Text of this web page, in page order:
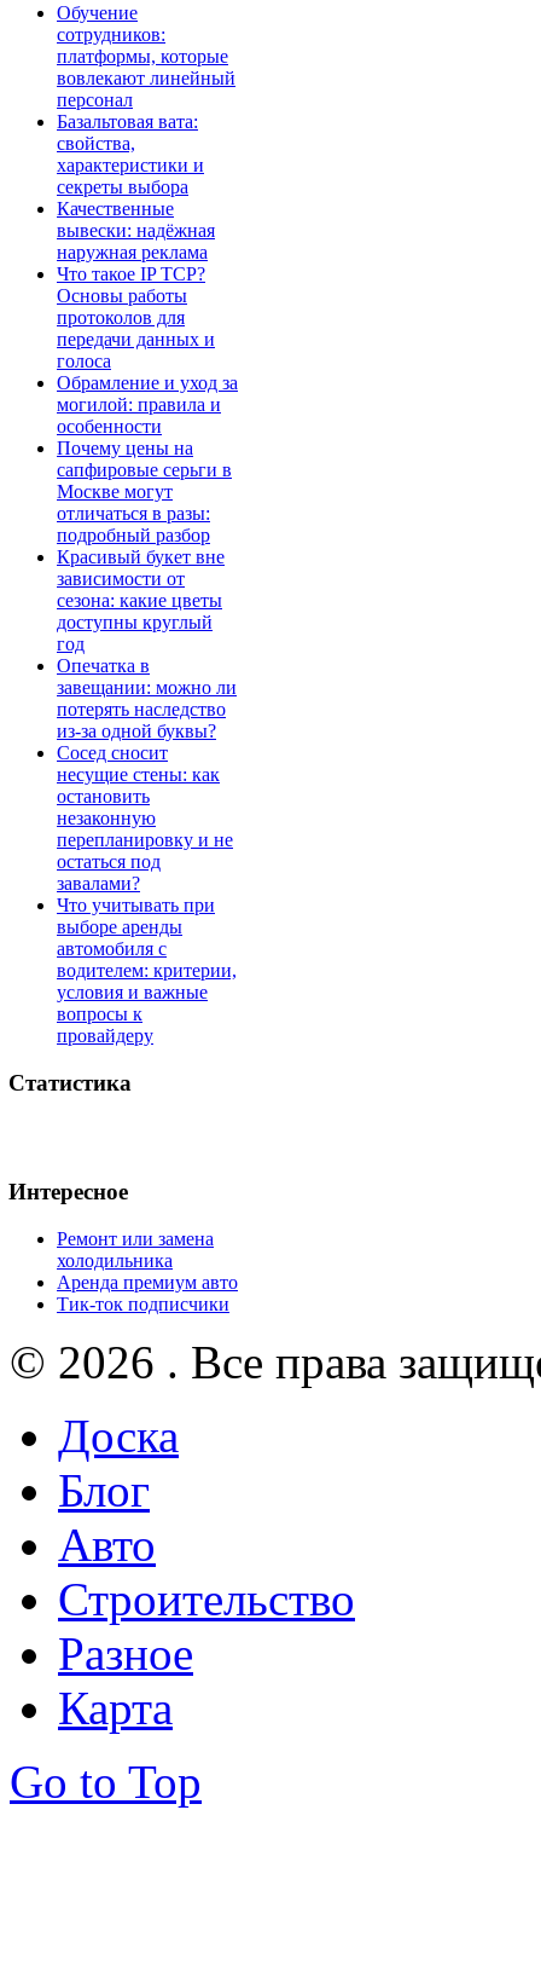
Обучение
сотрудников:
платформы, которые
вовлекают линейный
персонал
Базальтовая вата:
свойства,
характеристики и
секреты выбора
Качественные
вывески: надёжная
наружная реклама
Что такое IP TCP?
Основы работы
протоколов для
передачи данных и
голоса
Обрамление и уход за
могилой: правила и
особенности
Почему цены на
сапфировые серьги в
Москве могут
отличаться в разы:
подробный разбор
Красивый букет вне
зависимости от
сезона: какие цветы
доступны круглый
год
Опечатка в
завещании: можно ли
потерять наследство
из-за одной буквы?
Сосед сносит
несущие стены: как
остановить
незаконную
перепланировку и не
остаться под
завалами?
Что учитывать при
выборе аренды
автомобиля с
водителем: критерии,
условия и важные
вопросы к
провайдеру
Статистика
Интересное
Ремонт или замена
холодильника
Аренда премиум авто
Тик-ток подписчики
© 2026 . Все права
Доска
Блог
Авто
Строительство
Разное
Карта
Go to Top